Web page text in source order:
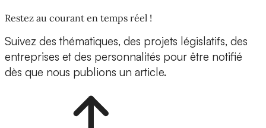
Restez au courant en temps réel !
Suivez des thématiques, des projets législatifs, des
entreprises et des personnalités pour être notifié
dès que nous publions un article.